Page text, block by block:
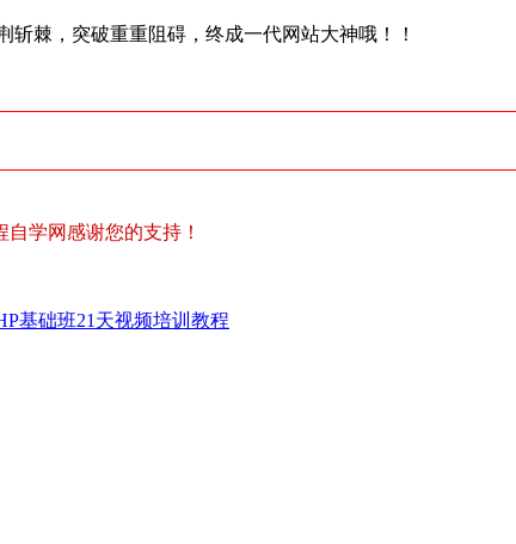
斩棘，突破重重阻碍，终成一代网站大神哦！！
学网感谢您的支持！
基础班21天视频培训教程